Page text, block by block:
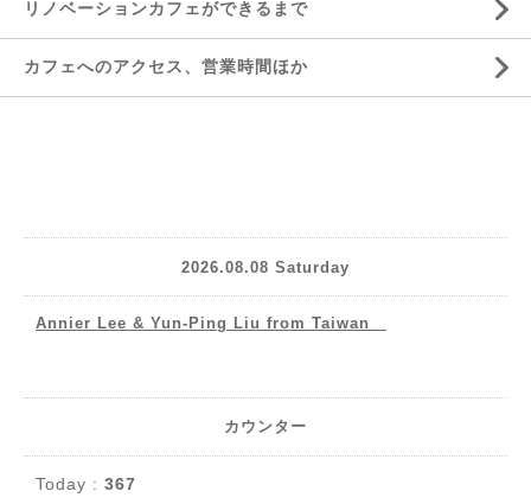
リノベーションカフェができるまで
カフェへのアクセス、営業時間ほか
2026.08.08 Saturday
Annier Lee & Yun-Ping Liu from Taiwan
カウンター
Today : 367